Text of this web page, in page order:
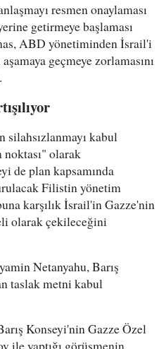
resmen onaylaması
getirmeye başlaması
ABD yönetiminden İsrail'i
geçmeye zorlamasını
silahsızlanmayı kabul
olarak
de plan kapsamında
Filistin yönetim
karşılık İsrail'in Gazze'nin
olarak çekileceğini
Netanyahu, Barış
taslak metni kabul
Konseyi'nin Gazze Özel
ile yaptığı görüşmenin